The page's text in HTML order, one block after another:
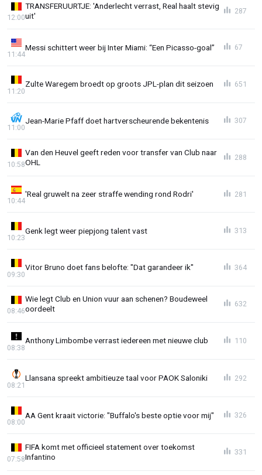
TRANSFERUURTJE: 'Anderlecht verrast, Real haalt stevig
uit'
12:00
287
Messi schittert weer bij Inter Miami: “Een Picasso-goal”
11:44
67
Zulte Waregem broedt op groots JPL-plan dit seizoen
11:20
651
Jean-Marie Pfaff doet hartverscheurende bekentenis
11:00
307
Van den Heuvel geeft reden voor transfer van Club naar
OHL
10:58
288
'Real gruwelt na zeer straffe wending rond Rodri'
10:44
281
Genk legt weer piepjong talent vast
10:23
313
Vitor Bruno doet fans belofte: "Dat garandeer ik"
09:30
364
Wie legt Club en Union vuur aan schenen? Boudeweel
oordeelt
08:46
632
Anthony Limbombe verrast iedereen met nieuwe club
08:38
110
Llansana spreekt ambitieuze taal voor PAOK Saloniki
08:21
292
AA Gent kraait victorie: "Buffalo's beste optie voor mij"
08:00
326
FIFA komt met officieel statement over toekomst
Infantino
07:58
331